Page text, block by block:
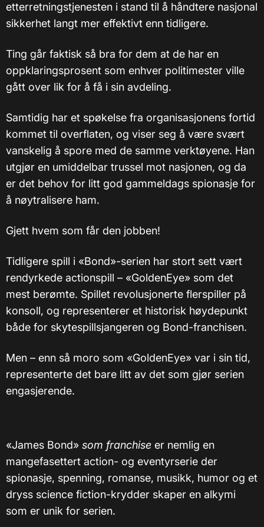
etterretningstjenesten i stand til å håndtere nasjonal
sikkerhet langt mer effektivt enn tidligere.
Ting går faktisk så bra for dem at de har en
oppklaringsprosent som enhver politimester ville
gått over lik for å få i sin avdeling.
Samtidig har et spøkelse fra organisasjonens fortid
kommet til overflaten, og viser seg å være svært
vanskelig å spore med de samme verktøyene. Han
utgjør en umiddelbar trussel mot nasjonen, og da
er det behov for litt god gammeldags spionasje for
å nøytralisere ham.
Gjett hvem som får den jobben!
Tidligere spill i «Bond»-serien har stort sett vært
rendyrkede actionspill – «GoldenEye» som det
mest berømte. Spillet revolusjonerte flerspiller på
konsoll, og representerer et historisk høydepunkt
både for skytespillsjangeren og Bond-franchisen.
Men – enn så moro som «GoldenEye» var i sin tid,
representerte det bare litt av det som gjør serien
engasjerende.
«James Bond» som franchise er nemlig en
mangefasettert action- og eventyrserie der
spionasje, spenning, romanse, musikk, humor og et
dryss science fiction-krydder skaper en alkymi
som er unik for serien.